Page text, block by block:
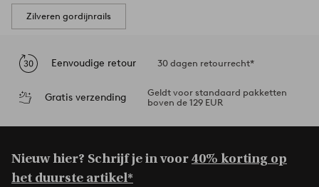
Zilveren gordijnrails
Eenvoudige retour 30 dagen retourrecht*
Gratis verzending
Geldt voor standaard pakketten
boven de 129 EUR
Nieuw hier? Schrijf je in voor40% korting op
het duurste artikel*